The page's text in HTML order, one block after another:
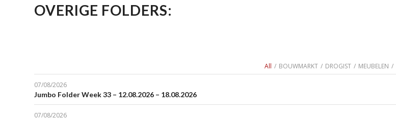
OVERIGE FOLDERS:
All / BOUWMARKT / DROGIST / MEUBELEN /
07/08/2026
Jumbo Folder Week 33 – 12.08.2026 – 18.08.2026
07/08/2026